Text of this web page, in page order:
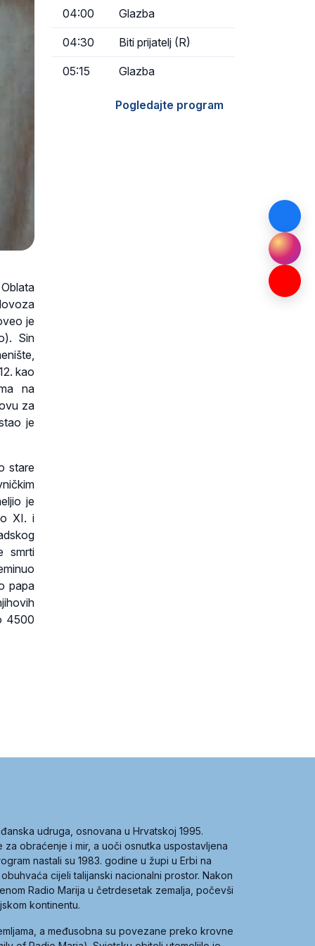
je
Sin
kao
na
za
je
stare
je
XI. i
smrti
papa
4500
04:00 Glazba
04:30 Biti prijatelj (R)
05:15 Glazba
Pogledajte program
udruga, osnovana u Hrvatskoj 1995.
obraćenje i mir, a uoči osnutka uspostavljena
nastali su 1983. godine u župi u Erbi na
cijeli talijanski nacionalni prostor. Nakon
Radio Marija u četrdesetak zemalja, počevši
kontinentu.
a međusobna su povezane preko krovne